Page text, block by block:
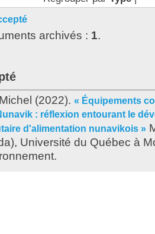
archivés : 1.
(2022). « Équipements
: réflexion entourant le
d'alimentation nunavikois »
Université du Québec à